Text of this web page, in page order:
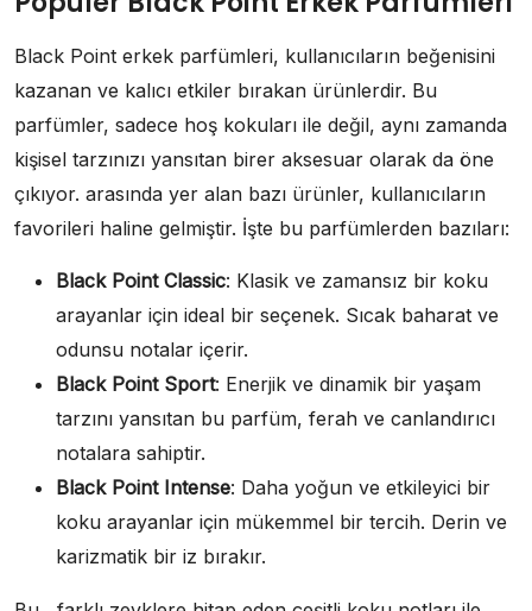
Black Point erkek parfümleri, kullanıcıların beğenisini
kazanan ve kalıcı etkiler bırakan ürünlerdir. Bu
parfümler, sadece hoş kokuları ile değil, aynı zamanda
kişisel tarzınızı yansıtan birer aksesuar olarak da öne
çıkıyor. arasında yer alan bazı ürünler, kullanıcıların
favorileri haline gelmiştir. İşte bu parfümlerden bazıları:
Black Point Classic: Klasik ve zamansız bir koku
arayanlar için ideal bir seçenek. Sıcak baharat ve
odunsu notalar içerir.
Black Point Sport: Enerjik ve dinamik bir yaşam
tarzını yansıtan bu parfüm, ferah ve canlandırıcı
notalara sahiptir.
Black Point Intense: Daha yoğun ve etkileyici bir
koku arayanlar için mükemmel bir tercih. Derin ve
karizmatik bir iz bırakır.